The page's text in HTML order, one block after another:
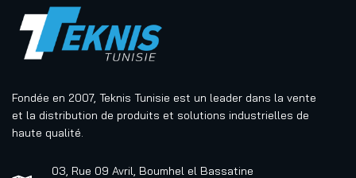
Fondée en 2007, Teknis Tunisie est un leader dans la vente
et la distribution de produits et solutions industrielles de
haute qualité.
03, Rue 09 Avril, Boumhel el Bassatine